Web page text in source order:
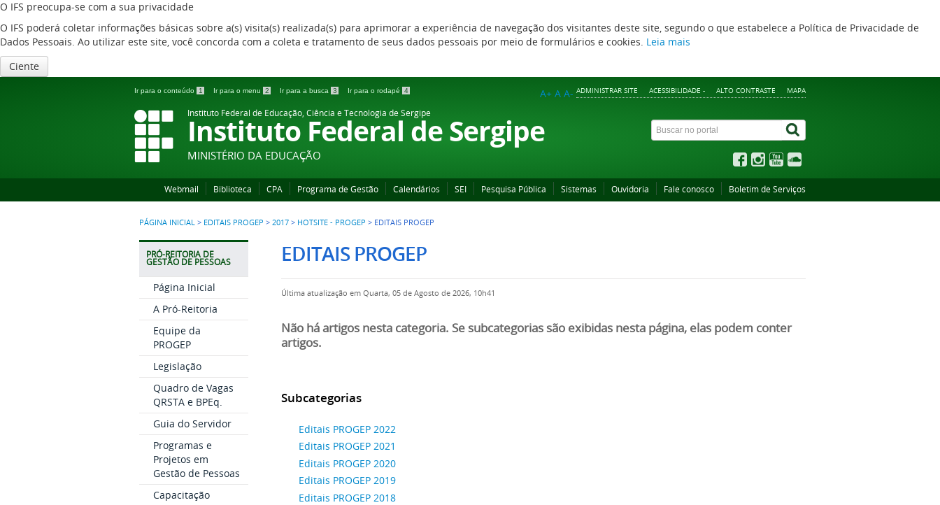
O IFS preocupa-se com a sua privacidade
O IFS poderá coletar informações básicas sobre a(s) visita(s) realizada(s) para aprimorar a experiência de navegação dos visitantes deste site, segundo o que estabelece a Política de Privacidade de
Dados Pessoais. Ao utilizar este site, você concorda com a coleta e tratamento de seus dados pessoais por meio de formulários e cookies. Leia mais
Ciente
Ir para o conteúdo 1 Ir para o menu 2 Ir para a busca 3 Ir para o rodapé 4 ADMINISTRAR SITE ACESSIBILIDADE - ALTO CONTRASTE MAPA
A+ A A-
Instituto Federal de Educação, Ciência e Tecnologia de Sergipe
Instituto Federal de Sergipe
MINISTÉRIO DA EDUCAÇÃO
Webmail Biblioteca CPA Programa de Gestão Calendários SEI Pesquisa Pública Sistemas Ouvidoria Fale conosco Boletim de Serviços
PÁGINA INICIAL > EDITAIS PROGEP > 2017 > HOTSITE - PROGEP > EDITAIS PROGEP
PRÓ-REITORIA DE
GESTÃO DE PESSOAS
Página Inicial
A Pró-Reitoria
Equipe da
PROGEP
Legislação
Quadro de Vagas
QRSTA e BPEq.
Guia do Servidor
Programas e
Projetos em
Gestão de Pessoas
Capacitação
EDITAIS PROGEP
Última atualização em Quarta, 05 de Agosto de 2026, 10h41
Não há artigos nesta categoria. Se subcategorias são exibidas nesta página, elas podem conter
artigos.
Subcategorias
Editais PROGEP 2022
Editais PROGEP 2021
Editais PROGEP 2020
Editais PROGEP 2019
Editais PROGEP 2018